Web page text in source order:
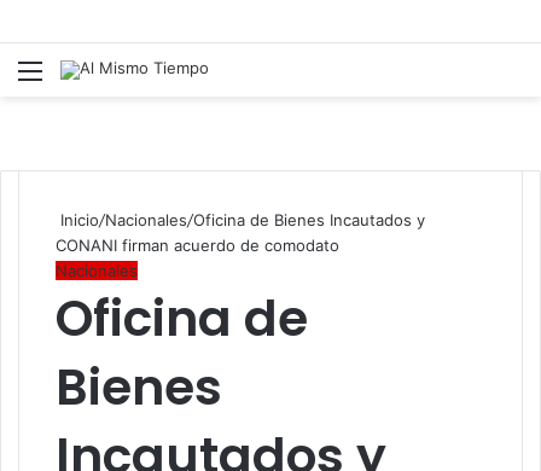
Menú
Inicio/Nacionales/Oficina de Bienes Incautados y
CONANI firman acuerdo de comodato
Nacionales
Oficina de
Bienes
Incautados y